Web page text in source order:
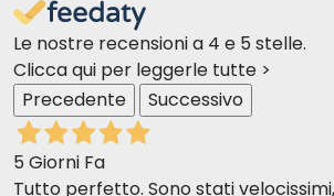
Le nostre recensioni a 4 e 5 stelle.
Clicca qui per leggerle tutte >
Precedente
Successivo
5 Giorni Fa
Tutto perfetto. Sono stati